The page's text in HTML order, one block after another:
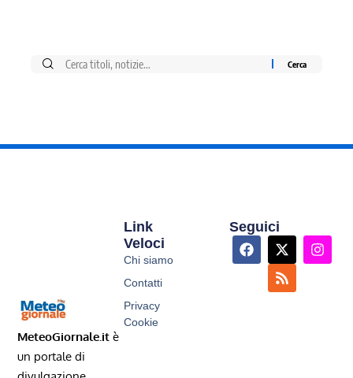
MeteoGiornale.it è
un portale di
Link
Veloci
Chi siamo
Contatti
Privacy
Cookie
Seguici